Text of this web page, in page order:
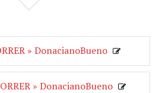
» DonacianoBueno
» DonacianoBueno